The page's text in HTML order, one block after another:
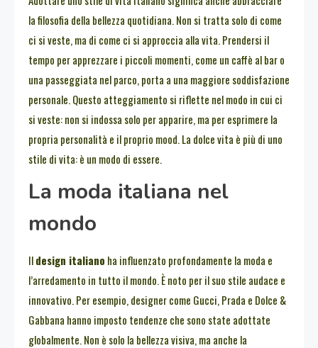
la filosofia della bellezza quotidiana. Non si tratta solo di come
ci si veste, ma di come ci si approccia alla vita. Prendersi il
tempo per apprezzare i piccoli momenti, come un caffè al bar o
una passeggiata nel parco, porta a una maggiore soddisfazione
personale. Questo atteggiamento si riflette nel modo in cui ci
si veste: non si indossa solo per apparire, ma per esprimere la
propria personalità e il proprio mood. La dolce vita è più di uno
stile di vita: è un modo di essere.
La moda italiana nel
mondo
Ildesign italiano ha influenzato profondamente la moda e
l’arredamento in tutto il mondo. È noto per il suo stile audace e
innovativo. Per esempio, designer come Gucci, Prada e Dolce &
Gabbana hanno imposto tendenze che sono state adottate
globalmente. Non è solo la bellezza visiva, ma anche la